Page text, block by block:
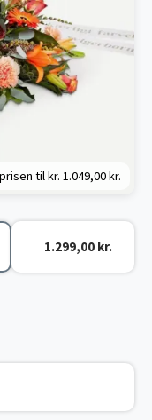
til kr. 1.049,00 kr.
1.299,00 kr.